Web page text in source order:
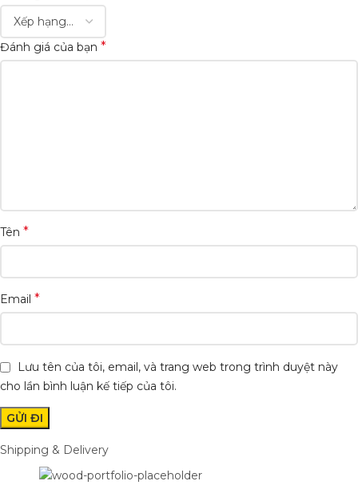
Đánh giá của bạn *
Tên *
Email *
Lưu tên của tôi, email, và trang web trong trình duyệt này
cho lần bình luận kế tiếp của tôi.
Shipping & Delivery